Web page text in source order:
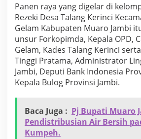
b
i
P
a
n
e
n
R
a
C
a
b
Panen raya yang digelar di
Rezeki Desa Talang Kerinci
Gelam Kabupaten Muaro Jambi
unsur Forkopimda, Kepala OPD,
Gelam, Kades Talang Kerinci
Tinggi Pratama, Administrator
Jambi, Deputi Bank Indonesia
Kepala Bulog Provinsi Jambi.
Baca Juga : Pj Bupati Muaro
Pendistribusian Air Bersih
Kumpeh.